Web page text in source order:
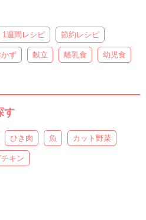
1週間レシピ 節約レシピ
かず 献立 離乳食 幼児食
す
ひき肉 魚 カット野菜
キン